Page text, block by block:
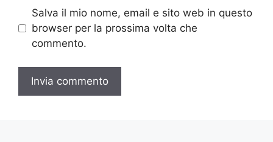
Salva il mio nome, email e sito web in questo
browser per la prossima volta che
commento.